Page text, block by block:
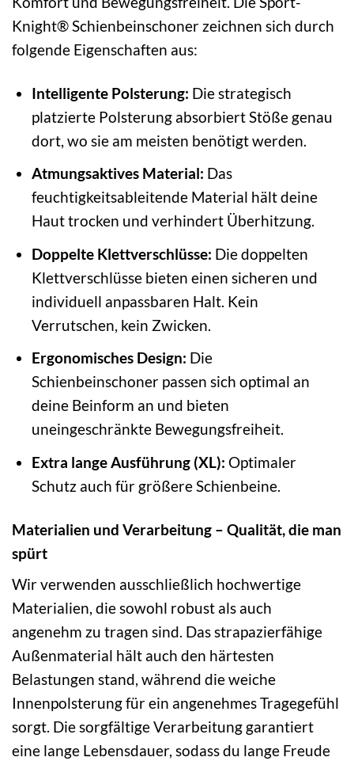
Knight® Schienbeinschoner zeichnen sich durch
folgende Eigenschaften aus:
Intelligente Polsterung: Die strategisch
platzierte Polsterung absorbiert Stöße genau
dort, wo sie am meisten benötigt werden.
Atmungsaktives Material: Das
feuchtigkeitsableitende Material hält deine
Haut trocken und verhindert Überhitzung.
Doppelte Klettverschlüsse: Die doppelten
Klettverschlüsse bieten einen sicheren und
individuell anpassbaren Halt. Kein
Verrutschen, kein Zwicken.
Ergonomisches Design: Die
Schienbeinschoner passen sich optimal an
deine Beinform an und bieten
uneingeschränkte Bewegungsfreiheit.
Extra lange Ausführung (XL): Optimaler
Schutz auch für größere Schienbeine.
Materialien und Verarbeitung – Qualität, die man
spürt
Wir verwenden ausschließlich hochwertige
Materialien, die sowohl robust als auch
angenehm zu tragen sind. Das strapazierfähige
Außenmaterial hält auch den härtesten
Belastungen stand, während die weiche
Innenpolsterung für ein angenehmes Tragegefühl
sorgt. Die sorgfältige Verarbeitung garantiert
eine lange Lebensdauer, sodass du lange Freude